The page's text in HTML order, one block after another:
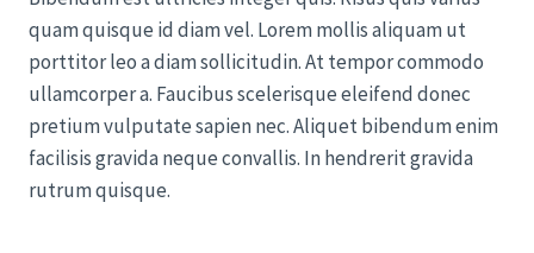
quam quisque id diam vel. Lorem mollis aliquam ut
porttitor leo a diam sollicitudin. At tempor commodo
ullamcorper a. Faucibus scelerisque eleifend donec
pretium vulputate sapien nec. Aliquet bibendum enim
facilisis gravida neque convallis. In hendrerit gravida
rutrum quisque.